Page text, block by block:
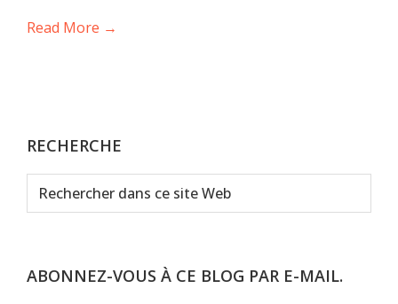
Read More →
RECHERCHE
Rechercher
dans
Web
ABONNEZ-VOUS À CE BLOG PAR E-MAIL.